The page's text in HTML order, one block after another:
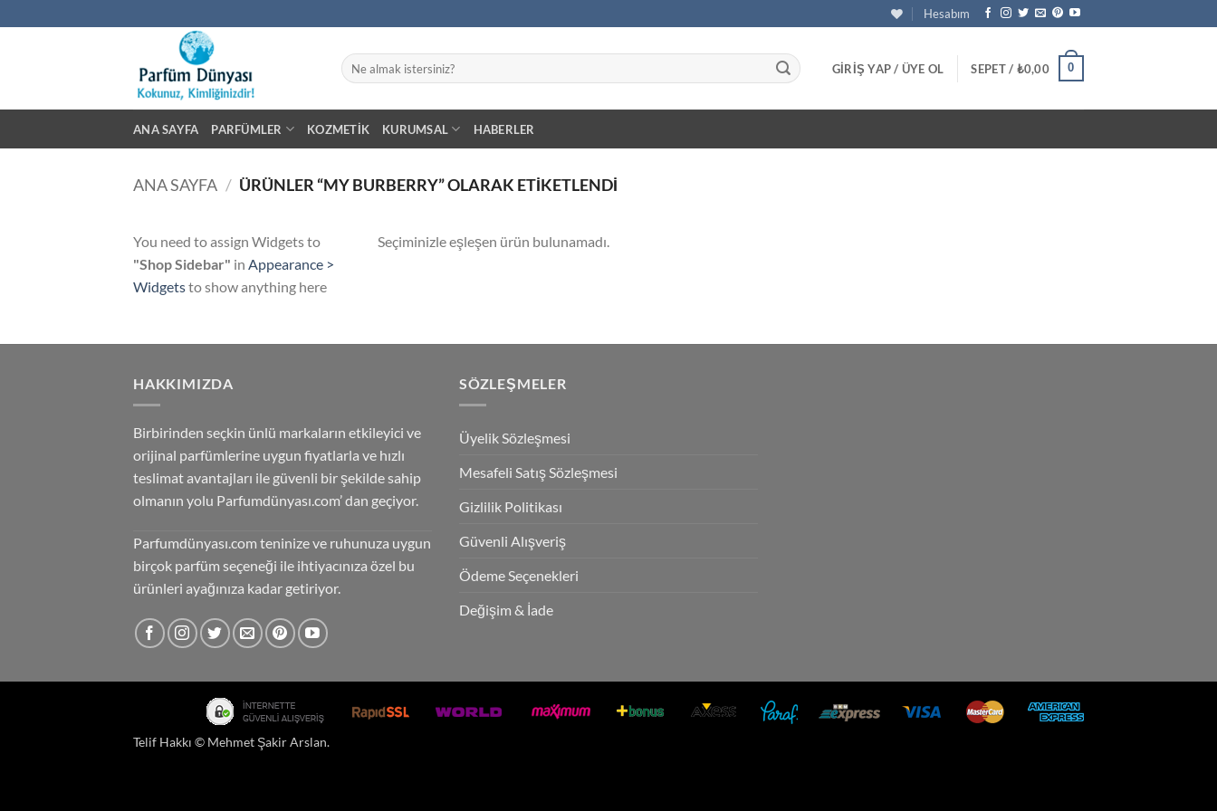
atla
Hesabım
Ara:
GIRIŞ YAP / ÜYE OL SEPET / ₺0,00 0
ANA SAYFA PARFÜMLER KOZMETIK KURUMSAL HABERLER
ANA SAYFA / ÜRÜNLER “MY BURBERRY” OLARAK ETIKETLENDI
You need to assign Widgets to
"Shop Sidebar" in Appearance >
Widgetsto show anything here
Seçiminizle eşleşen ürün bulunamadı.
HAKKIMIZDA
Birbirinden seçkin ünlü markaların etkileyici ve
orijinal parfümlerine uygun fiyatlarla ve hızlı
teslimat avantajları ile güvenli bir şekilde sahip
olmanın yolu Parfumdünyası.com’ dan geçiyor.
Parfumdünyası.com teninize ve ruhunuza uygun
birçok parfüm seçeneği ile ihtiyacınıza özel bu
ürünleri ayağınıza kadar getiriyor.
SÖZLEŞMELER
Üyelik Sözleşmesi
Mesafeli Satış Sözleşmesi
Gizlilik Politikası
Güvenli Alışveriş
Ödeme Seçenekleri
Değişim & İade
Telif Hakkı © Mehmet Şakir Arslan.